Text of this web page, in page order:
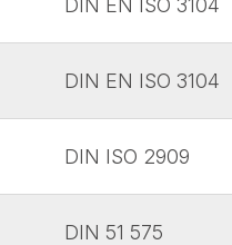
DIN EN ISO 3104
DIN EN ISO 3104
DIN ISO 2909
DIN 51 575